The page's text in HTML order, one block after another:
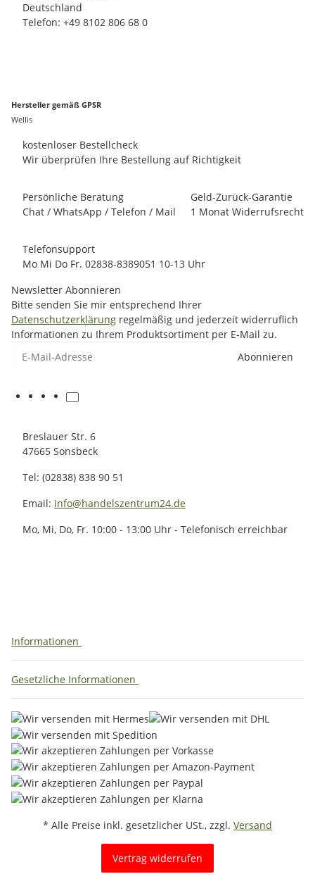
Deutschland
Telefon: +49 8102 806 68 0
Hersteller gemäß GPSR
Wellis
kostenloser Bestellcheck
Wir überprüfen Ihre Bestellung auf Richtigkeit
Persönliche Beratung
Chat / WhatsApp / Telefon / Mail
Geld-Zurück-Garantie
1 Monat Widerrufsrecht
Telefonsupport
Mo Mi Do Fr. 02838-8389051 10-13 Uhr
Newsletter Abonnieren
Bitte senden Sie mir entsprechend Ihrer
Datenschutzerklärung regelmäßig und jederzeit widerruflich
Informationen zu Ihrem Produktsortiment per E-Mail zu.
Abonnieren
Breslauer Str. 6
47665 Sonsbeck
Tel: (02838) 838 90 51
Email: info@handelszentrum24.de
Mo, Mi, Do, Fr. 10:00 - 13:00 Uhr - Telefonisch erreichbar
Informationen
Gesetzliche Informationen
* Alle Preise inkl. gesetzlicher USt., zzgl. Versand
Vertrag widerrufen